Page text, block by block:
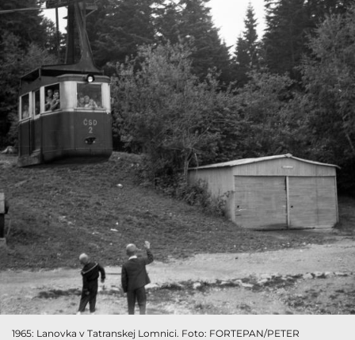
1965: Lanovka v Tatranskej Lomnici. Foto: FORTEPAN/PETER